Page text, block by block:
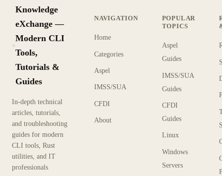
Knowledge
eXchange —
Modern CLI
Tools,
Tutorials &
Guides
In-depth technical
articles, tutorials,
and troubleshooting
guides for modern
CLI tools, Rust
utilities, and IT
professionals
NAVIGATION
Home
Categories
Aspel
IMSS/SUA
CFDI
About
POPULAR
TOPICS
Aspel
Guides
IMSS/SUA
Guides
CFDI
Guides
Linux
Windows
Servers